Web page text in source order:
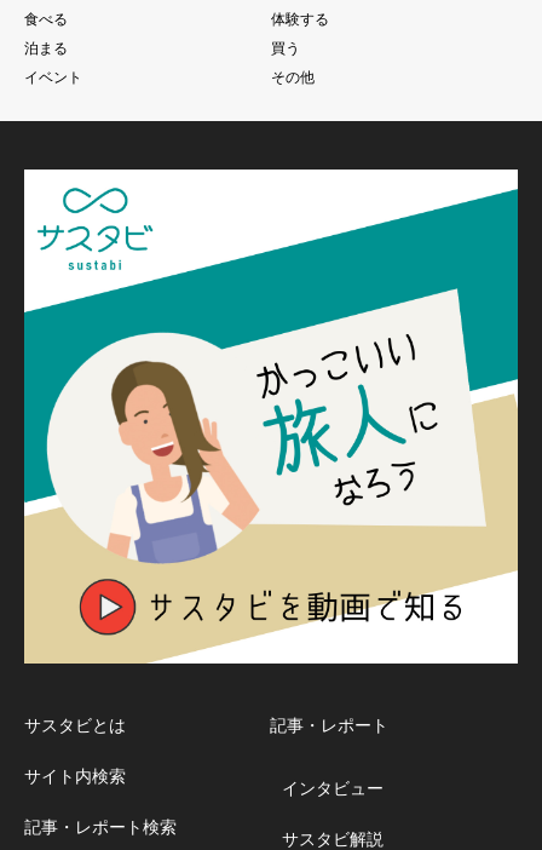
食べる
体験する
泊まる
買う
イベント
その他
サスタビとは
サイト内検索
記事・レポート検索
記事・レポート
インタビュー
サスタビ解説